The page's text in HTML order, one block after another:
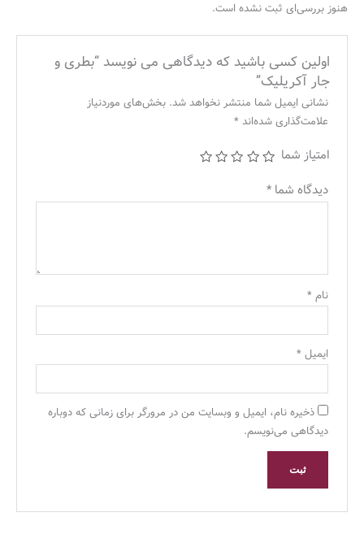
هنوز بررسی‌ای ثبت نشده است.
اولین کسی باشید که دیدگاهی می نویسد “بطری و
جار آکریلیک”
نشانی ایمیل شما منتشر نخواهد شد. بخش‌های موردنیاز
علامت‌گذاری شده‌اند*
امتیاز شما
دیدگاه شما*
نام*
ایمیل*
ذخیره نام، ایمیل و وبسایت من در مرورگر برای زمانی که دوباره
دیدگاهی می‌نویسم.